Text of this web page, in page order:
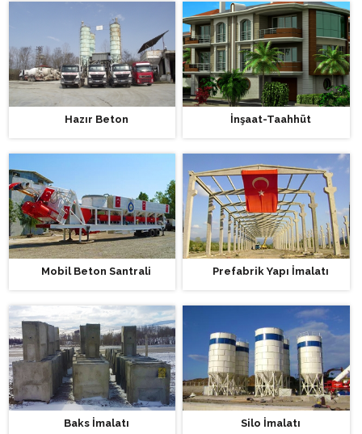
Hazır Beton İnşaat-Taahhüt
Mobil Beton Santrali Prefabrik Yapı İmalatı
Baks İmalatı Silo İmalatı